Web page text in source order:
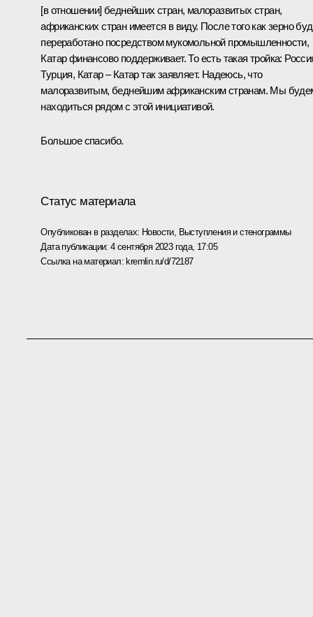
[в отношении] беднейших стран, малоразвитых стран,
африканских стран имеется в виду. После того как зерно
переработано посредством мукомольной промышленности,
Катар финансово поддерживает. То есть такая тройка:
Турция, Катар – Катар так заявляет. Надеюсь, что
малоразвитым, беднейшим африканским странам. Мы
находиться рядом с этой инициативой.
Большое спасибо.
Статус материала
Опубликован в разделах: Новости, Выступления и стенограммы
Дата публикации:4 сентября 2023 года, 17:05
Ссылка на материал: kremlin.ru/d/72187